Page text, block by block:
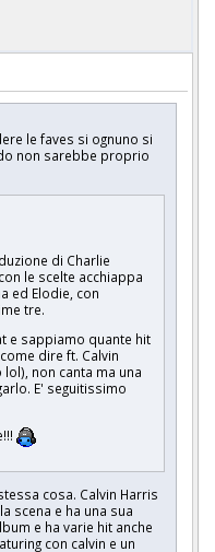
le faves si ognuno si
non sarebbe proprio
di Charlie
le scelte acchiappa
ed Elodie, con
tre.
e sappiamo quante hit
dire ft. Calvin
non canta ma una
E' seguitissimo
cosa. Calvin Harris
scena e ha una sua
e ha varie hit anche
con calvin e un